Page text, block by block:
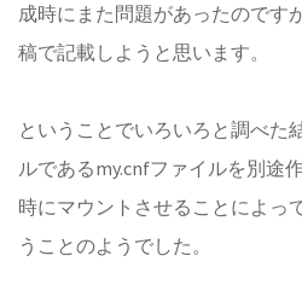
成時にまた問題があったのです
稿で記載しようと思います。
ということでいろいろと調べた
ルであるmy.cnfファイルを別途
時にマウントさせることによっ
うことのようでした。